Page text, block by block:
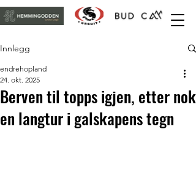
Innlegg
Berven til topps igjen, etter nok
en langtur i galskapens tegn
endrehopland
24. okt. 2025